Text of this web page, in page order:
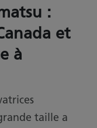
:
et
à
taille a